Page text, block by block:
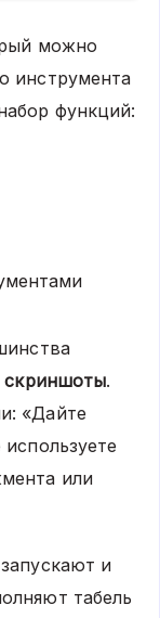
можно
инструмента
функций:
скриншоты.
«Дайте
или
и
табель